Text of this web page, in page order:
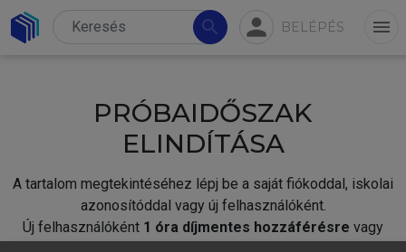
search person BELÉPÉS menu
PRÓBAIDŐSZAK
ELINDÍTÁSA
A tartalom megtekintéséhez lépj be a saját fiókoddal, iskolai
azonosítóddal vagy új felhasználóként.
Új felhasználóként 1 óra díjmentes hozzáférésre vagy